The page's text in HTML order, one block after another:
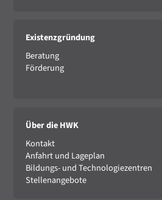
Existenzgründung
Beratung
Förderung
Über die HWK
Kontakt
Anfahrt und Lageplan
Bildungs- und Technologiezentren
Stellenangebote